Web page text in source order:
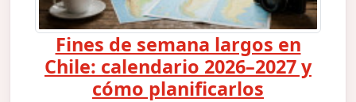
Fines de semana largos en
Chile: calendario 2026–2027 y
cómo planificarlos